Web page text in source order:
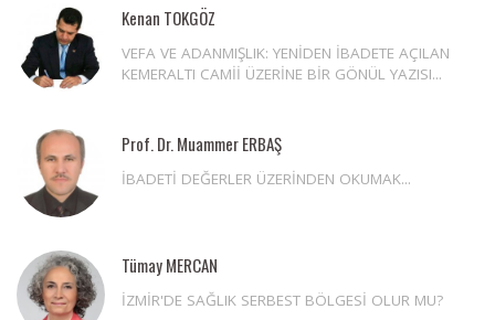
Kenan TOKGÖZ
VEFA VE ADANMIŞLIK: YENİDEN İBADETE AÇILAN
KEMERALTI CAMİİ ÜZERİNE BİR GÖNÜL YAZISI...
Prof. Dr. Muammer ERBAŞ
İBADETİ DEĞERLER ÜZERİNDEN OKUMAK...
Tümay MERCAN
İZMİR'DE SAĞLIK SERBEST BÖLGESİ OLUR MU?